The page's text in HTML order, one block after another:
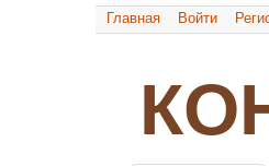
Главная Войти